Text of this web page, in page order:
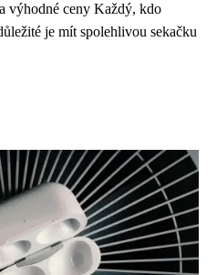
výhodné ceny Každý, kdo
je mít spolehlivou sekačku